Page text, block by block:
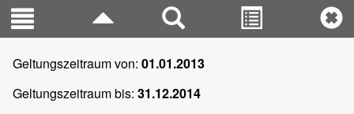
Geltungszeitraum von: 01.01.2013
Geltungszeitraum bis: 31.12.2014